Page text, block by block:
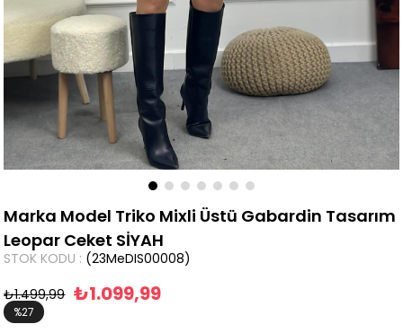
Marka Model Triko Mixli Üstü Gabardin Tasarım
Leopar Ceket SİYAH
(23MeDIS00008)
STOK KODU
₺1.499,99 ₺1.099,99
%27